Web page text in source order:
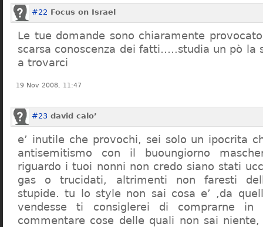
#22 Focus on Israel
Le tue domande sono chiaramente
scarsa conoscenza dei fatti…..studia un pò la
a trovarci
19 Nov 2008, 11:47
#23 david calo’
e’ inutile che provochi, sei solo un ipocrita
antisemitismo con il buoungiorno
riguardo i tuoi nonni non credo siano stati
gas o trucidati, altrimenti non faresti
stupide. tu lo style non sai cosa e’ ,da
vendesse ti consiglerei di comprarne in
commentare cose delle quali non sai